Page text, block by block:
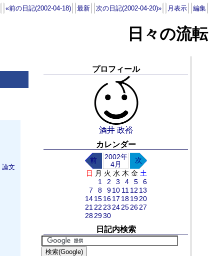
«前の日記(2002-04-18) 最新 次の日記(2002-04-20)» 月表示 編集
日々の流転
論文
プロフィール
酒井 政裕
カレンダー
前
2002年
4月
次
日 月 火 水 木 金 土
1
2 3 4 5
6
7
8 9 10 11 12 13
14 15 16 17 18 19 20
21 22 23 24 25 26 27
28 2930
日記内検索